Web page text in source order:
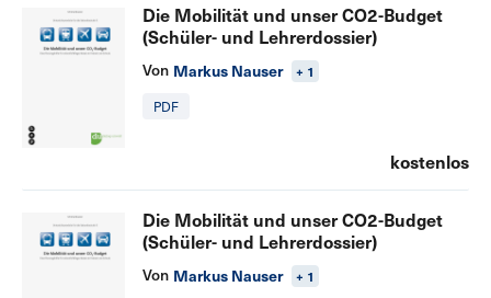
Die Mobilität und unser CO2-Budget
(Schüler- und Lehrerdossier)
Von Markus Nauser
+ 1
PDF
kostenlos
Die Mobilität und unser CO2-Budget
(Schüler- und Lehrerdossier)
Von Markus Nauser
+ 1